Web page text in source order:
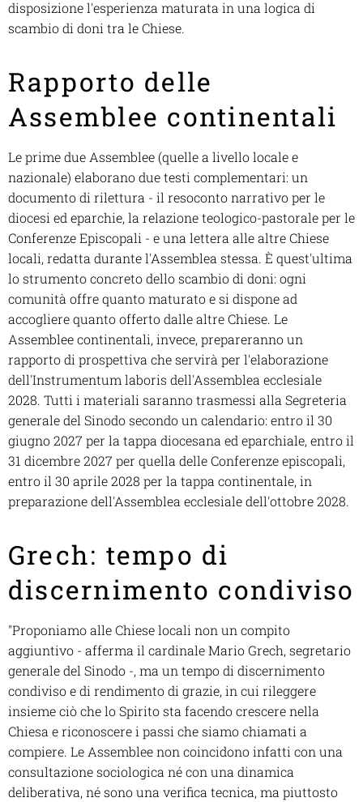
disposizione l'esperienza maturata in una logica di
scambio di doni tra le Chiese.
Rapporto delle
Assemblee continentali
Le prime due Assemblee (quelle a livello locale e
nazionale) elaborano due testi complementari: un
documento di rilettura - il resoconto narrativo per le
diocesi ed eparchie, la relazione teologico-pastorale per le
Conferenze Episcopali - e una lettera alle altre Chiese
locali, redatta durante l'Assemblea stessa. È quest'ultima
lo strumento concreto dello scambio di doni: ogni
comunità offre quanto maturato e si dispone ad
accogliere quanto offerto dalle altre Chiese. Le
Assemblee continentali, invece, prepareranno un
rapporto di prospettiva che servirà per l'elaborazione
dell'Instrumentum laboris dell'Assemblea ecclesiale
2028. Tutti i materiali saranno trasmessi alla Segreteria
generale del Sinodo secondo un calendario: entro il 30
giugno 2027 per la tappa diocesana ed eparchiale, entro il
31 dicembre 2027 per quella delle Conferenze episcopali,
entro il 30 aprile 2028 per la tappa continentale, in
preparazione dell'Assemblea ecclesiale dell'ottobre 2028.
Grech: tempo di
discernimento condiviso
"Proponiamo alle Chiese locali non un compito
aggiuntivo - afferma il cardinale Mario Grech, segretario
generale del Sinodo -, ma un tempo di discernimento
condiviso e di rendimento di grazie, in cui rileggere
insieme ciò che lo Spirito sta facendo crescere nella
Chiesa e riconoscere i passi che siamo chiamati a
compiere. Le Assemblee non coincidono infatti con una
consultazione sociologica né con una dinamica
deliberativa, né sono una verifica tecnica, ma piuttosto